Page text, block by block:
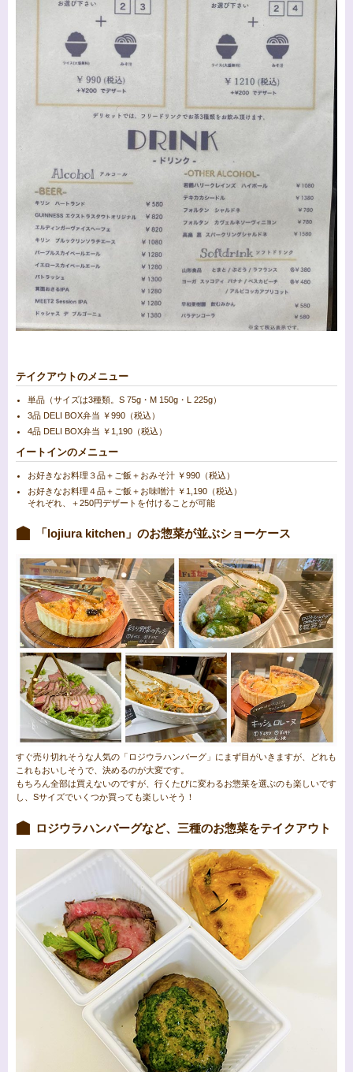
テイクアウトのメニュー
単品（サイズは3種類。S 75g・M 150g・L 225g）
3品 DELI BOX弁当 ￥990（税込）
4品 DELI BOX弁当 ￥1,190（税込）
イートインのメニュー
お好きなお料理３品＋ご飯＋おみそ汁 ￥990（税込）
お好きなお料理４品＋ご飯＋お味噌汁 ￥1,190（税込）
それぞれ、＋250円デザートを付けることが可能
「lojiura kitchen」のお惣菜が並ぶショーケース
すぐ売り切れそうな人気の「ロジウラハンバーグ」にまず目がいきますが、どれも
これもおいしそうで、決めるのが大変です。
もちろん全部は買えないのですが、行くたびに変わるお惣菜を選ぶのも楽しいです
し、Sサイズでいくつか買っても楽しいそう！
ロジウラハンバーグなど、三種のお惣菜をテイクアウト